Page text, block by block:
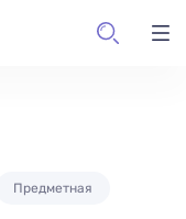
Предметная